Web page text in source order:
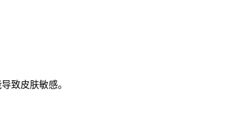
致皮肤敏感。